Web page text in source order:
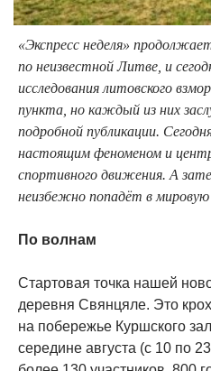
«Экспресс неделя»
по неизвестной Литве, и
исследования литовского
пункта, но каждый из них
подробной публикации.
настоящим феноменом и
спортивного движения. А
неизбежно попадёт в
По волнам
Стартовая точка нашей
деревня Свянцяле. Это
на побережье Куршского
середине августа (с 10 по